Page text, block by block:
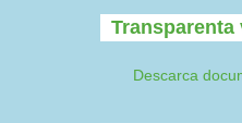
Transparenta
Descarca